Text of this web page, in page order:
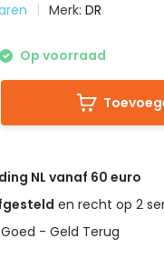
Merk:DR
Op voorraad
NL vanaf 60 euro
en recht op 2
- Geld Terug